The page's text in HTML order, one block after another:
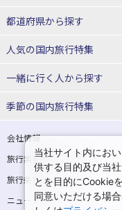
青森県
宮城県
山形県
関東
埼玉県
茨城県
青森県ホテル・旅館
宮城県ホテル・旅館
山形県ホテル・旅館
東京都ホテル・旅館
埼玉県ホテル・旅館
北海道
湯の川温泉(北海道)
十勝川温泉(北海道)
洞爺湖温泉(北海道)
層雲峡温泉(北海道)
東北
花巻温泉(岩手)
都道府県から探す
北海道旅行・ツアー
東北
青森旅行・ツアー
宮城旅行・ツアー
山形旅行・ツアー
人気の国内旅行特集
東京ディズニーリゾート®へ
一緒に行く人から探す
一人旅 国内版
カップル・夫婦旅行 国内版
卒業旅行・学生旅行 国内版
季節の国内旅行特集
桜・お花見特集
夏休み・お盆の国内旅行
8月の国内旅行
会社情報
旅行業登録票・約款
旅行条件書
ニュースリリース
当社サイト内にお
供する目的及び当
とを目的にCookie
同意いただける場